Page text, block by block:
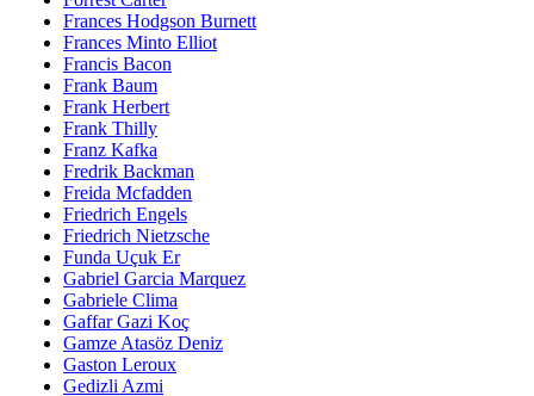
Frances Hodgson Burnett
Frances Minto Elliot
Francis Bacon
Frank Baum
Frank Herbert
Frank Thilly
Franz Kafka
Fredrik Backman
Freida Mcfadden
Friedrich Engels
Friedrich Nietzsche
Funda Uçuk Er
Gabriel Garcia Marquez
Gabriele Clima
Gaffar Gazi Koç
Gamze Atasöz Deniz
Gaston Leroux
Gedizli Azmi